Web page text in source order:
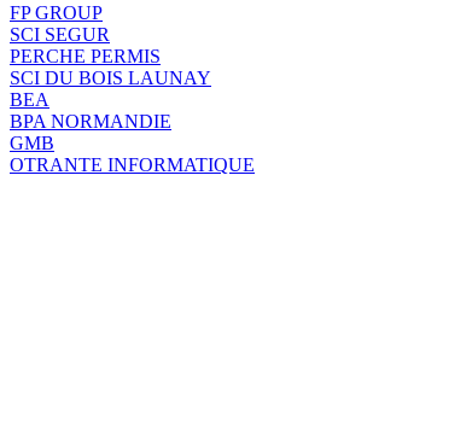
FP GROUP
SCI SEGUR
PERCHE PERMIS
SCI DU BOIS LAUNAY
BEA
BPA NORMANDIE
GMB
OTRANTE INFORMATIQUE